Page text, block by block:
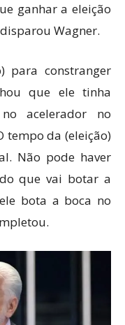
ganhar a eleição
Wagner.
para constranger
que ele tinha
acelerador no
tempo da (eleição)
Não pode haver
que vai botar a
bota a boca no